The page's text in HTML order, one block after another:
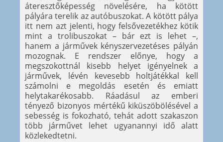
áteresztőképesség növelésére, ha kötött
pályára terelik az autóbuszokat. A kötött pálya
itt nem azt jelenti, hogy felsővezetékhez kötik
mint a trolibuszokat – bár ezt is lehet –,
hanem a járművek kényszervezetéses pályán
mozognak. E rendszer előnye, hogy a
megszokottnál kisebb helyet igényelnek a
járművek, lévén kevesebb holtjátékkal kell
számolni e megoldás esetén és emiatt
helytakarékosabb. Ráadásul az emberi
tényező bizonyos mértékű kiküszöbölésével a
sebesség is fokozható, tehát adott szakaszon
több járművet lehet ugyanannyi idő alatt
közlekedtetni.